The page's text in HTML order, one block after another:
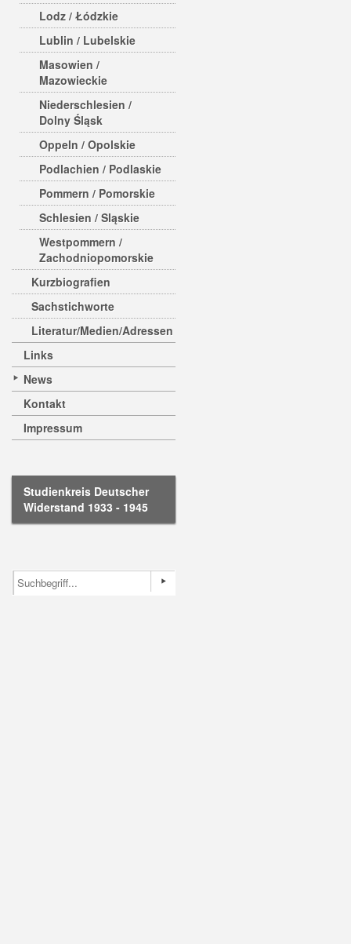
Lodz / Łódzkie
Lublin / Lubelskie
Masowien /
Mazowieckie
Niederschlesien /
Dolny Śląsk
Oppeln / Opolskie
Podlachien / Podlaskie
Pommern / Pomorskie
Schlesien / Sląskie
Westpommern /
Zachodniopomorskie
Kurzbiografien
Sachstichworte
Literatur/Medien/Adressen
Links
News
Kontakt
Impressum
Studienkreis Deutscher
Widerstand 1933 - 1945